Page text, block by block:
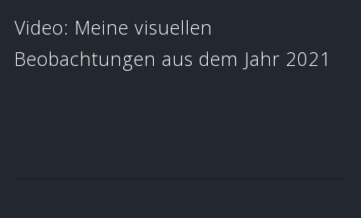
Video: Meine visuellen
Beobachtungen aus dem Jahr 2021